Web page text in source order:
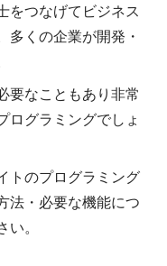
をつなげてビジネス
多くの企業が開発・
要なこともあり非常
ログラミングでしょ
トのプログラミング
法・必要な機能につ
。